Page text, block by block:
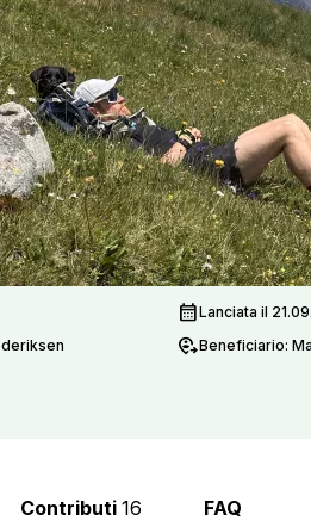
calendar_monthLanciata il
move_locationBeneficiario:
Contributi 16 FAQ